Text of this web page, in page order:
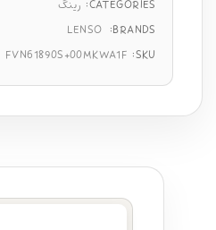
CATEGORIES: رینگ
BRANDS:
LENSO
SKU:
FVN61890S+00MKWA1F